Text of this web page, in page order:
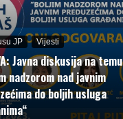
JP Vijesti
Javna diskusija na temu
nadzorom nad javnim
do boljih usluga